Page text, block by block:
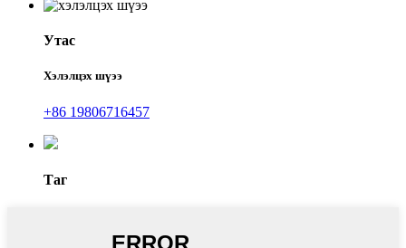
Утас
Хэлэлцэх шүээ
+86 19806716457
Таг